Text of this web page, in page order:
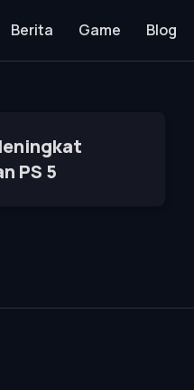
Berita Game Blog
PS 5